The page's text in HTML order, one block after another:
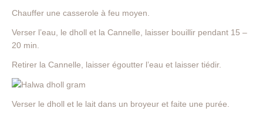
Chauffer une casserole à feu moyen.
Verser l’eau, le dholl et la Cannelle, laisser bouillir pendant 15 –
20 min.
Retirer la Cannelle, laisser égoutter l’eau et laisser tiédir.
Verser le dholl et le lait dans un broyeur et faite une purée.